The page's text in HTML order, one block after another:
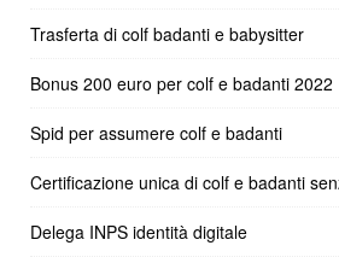
Trasferta di colf badanti e babysitter
Bonus 200 euro per colf e badanti 2022
Spid per assumere colf e badanti
Certificazione unica di colf e badanti
Delega INPS identità digitale